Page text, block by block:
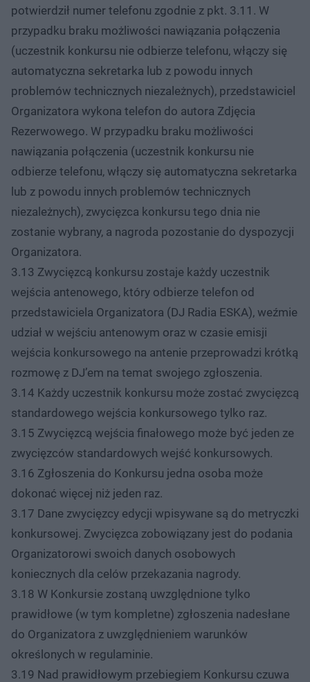
potwierdził numer telefonu zgodnie z pkt. 3.11. W
przypadku braku możliwości nawiązania połączenia
(uczestnik konkursu nie odbierze telefonu, włączy się
automatyczna sekretarka lub z powodu innych
problemów technicznych niezależnych), przedstawiciel
Organizatora wykona telefon do autora Zdjęcia
Rezerwowego. W przypadku braku możliwości
nawiązania połączenia (uczestnik konkursu nie
odbierze telefonu, włączy się automatyczna sekretarka
lub z powodu innych problemów technicznych
niezależnych), zwycięzca konkursu tego dnia nie
zostanie wybrany, a nagroda pozostanie do dyspozycji
Organizatora.
3.13 Zwycięzcą konkursu zostaje każdy uczestnik
wejścia antenowego, który odbierze telefon od
przedstawiciela Organizatora (DJ Radia ESKA), weźmie
udział w wejściu antenowym oraz w czasie emisji
wejścia konkursowego na antenie przeprowadzi krótką
rozmowę z DJ’em na temat swojego zgłoszenia.
3.14 Każdy uczestnik konkursu może zostać zwycięzcą
standardowego wejścia konkursowego tylko raz.
3.15 Zwycięzcą wejścia finałowego może być jeden ze
zwycięzców standardowych wejść konkursowych.
3.16 Zgłoszenia do Konkursu jedna osoba może
dokonać więcej niż jeden raz.
3.17 Dane zwycięzcy edycji wpisywane są do metryczki
konkursowej. Zwycięzca zobowiązany jest do podania
Organizatorowi swoich danych osobowych
koniecznych dla celów przekazania nagrody.
3.18 W Konkursie zostaną uwzględnione tylko
prawidłowe (w tym kompletne) zgłoszenia nadesłane
do Organizatora z uwzględnieniem warunków
określonych w regulaminie.
3.19 Nad prawidłowym przebiegiem Konkursu czuwa